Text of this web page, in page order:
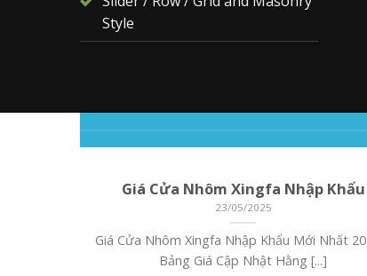
Style
Giá Cửa Nhôm Xingfa Nhập Khẩu
23/05/2025
Giá Cửa Nhôm Xingfa Nhập Khẩu Mới Nhất
Bảng Giá Cập Nhật Hằng [...]